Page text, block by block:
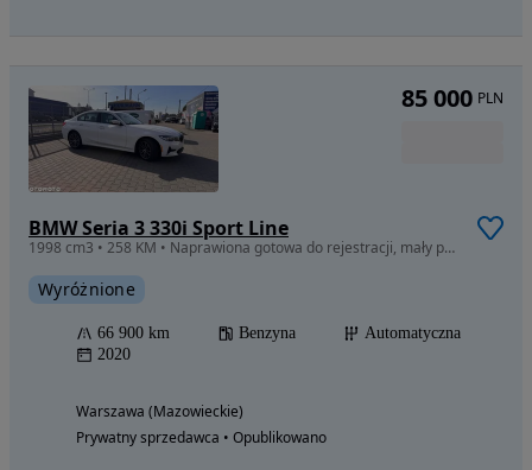
BMW Seria 3 330i Sport Line
1998 cm3 • 258 KM • Naprawiona gotowa do rejestracji, mały potwierdzony przebieg.
Wyróżnione
66 900 km Benzyna
Automatyczna
2020
Warszawa (Mazowieckie)
Prywatny sprzedawca • Opublikowano
85 000 PLN